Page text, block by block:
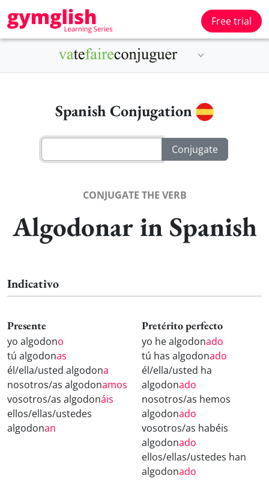
Free trial
Spanish Conjugation
CONJUGATE THE VERB
Algodonar in Spanish
Indicativo
Presente
yo algodono
tú algodonas
él/ella/usted algodona
nosotros/as algodonamos
vosotros/as algodonáis
ellos/ellas/ustedes
algodonan
Pretérito perfecto
yo he algodonado
tú has algodonado
él/ella/usted ha
algodonado
nosotros/as hemos
algodonado
vosotros/as habéis
algodonado
ellos/ellas/ustedes han
algodonado